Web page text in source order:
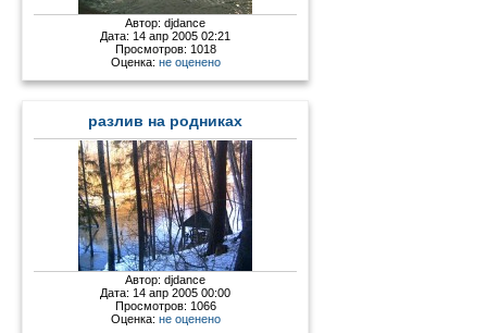
Автор:djdance
Дата: 14 апр 2005 02:21
Просмотров: 1018
Оценка: не оценено
разлив на родниках
Автор:djdance
Дата: 14 апр 2005 00:00
Просмотров: 1066
Оценка: не оценено